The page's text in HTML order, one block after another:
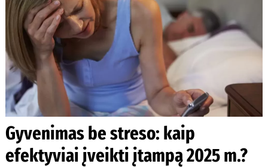
Gyvenimas be streso: kaip
efektyviai įveikti įtampą 2025 m.?